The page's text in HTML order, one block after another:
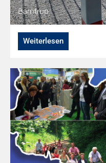
Barntrup
Weiterlesen